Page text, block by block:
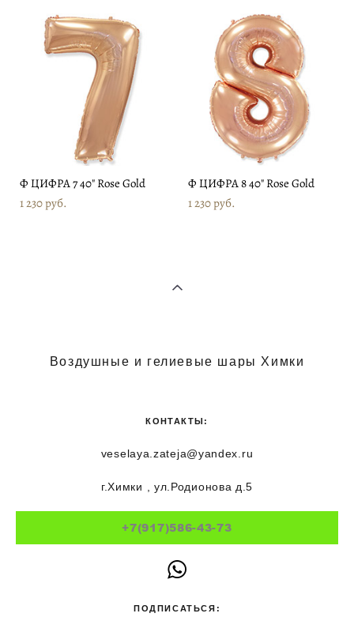
Ф ЦИФРА 7 40" Rose Gold
1 230 pуб.
Ф ЦИФРА 8 40" Rose Gold
1 230 pуб.
Воздушные и гелиевые шары Химки
КОНТАКТЫ:
veselaya.zateja@yandex.ru
г.Химки , ул.Родионова д.5
+7(917)586-43-73
ПОДПИСАТЬСЯ: